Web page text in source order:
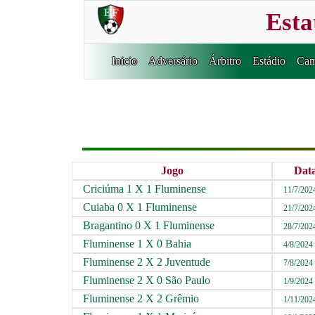
Inicio Adversário Árbitro Estádio
Jogo
Criciúma 1 X 1 Fluminense
11/7/
Cuiaba 0 X 1 Fluminense
21/7/
Bragantino 0 X 1 Fluminense
28/7/
Fluminense 1 X 0 Bahia
4/8/2024
Fluminense 2 X 2 Juventude
7/8/2024
Fluminense 2 X 0 São Paulo
1/9/2024
Fluminense 2 X 2 Grêmio
1/11/